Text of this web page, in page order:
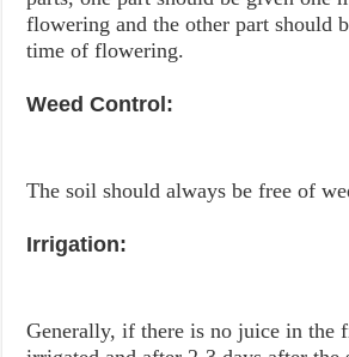
flowering and the other part should
time of flowering.
Weed Control:
The soil should always be free of
Irrigation:
Generally, if there is no juice in the